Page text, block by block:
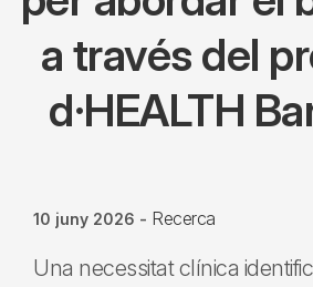
a través del
d·HEALTH
10 juny 2026 - Recerca
Una necessitat clínica